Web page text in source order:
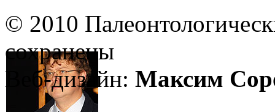
© 2010
сохранены
Веб-дизайн: Максим